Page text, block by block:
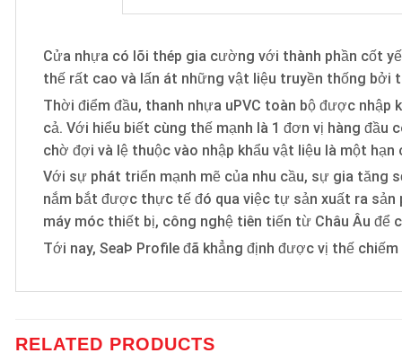
Cửa nhựa có lõi thép gia cường với thành phần cốt
thế rất cao và lấn át những vật liệu truyền thống bởi
Thời điểm đầu, thanh nhựa uPVC toàn bộ được
cả. Với hiểu biết cùng thế mạnh là 1 đơn vị hàng đầu
chờ đợi và lệ thuộc vào nhập khẩu vật liệu là một
Với sự phát triển mạnh mẽ của nhu cầu, sự gia tăng
nắm bắt được thực tế đó qua việc tự sản xuất ra sản
máy móc thiết bị, công nghệ tiên tiến từ Châu Âu để
Tới nay, SeaÞ Profile đã khẳng định được vị thế
RELATED PRODUCTS